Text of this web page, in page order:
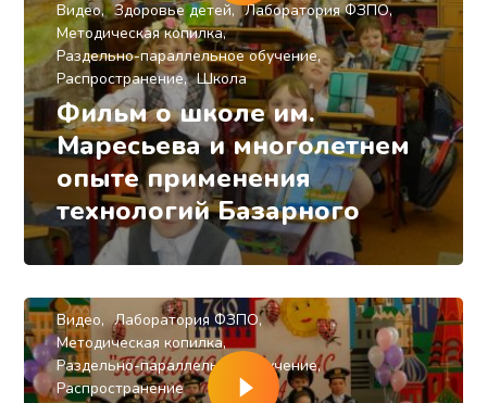
Видео Здоровье детей
Лаборатория ФЗПО
Методическая копилка
Раздельно-параллельное обучение
Распространение
Школа
Фильм о школе им.
Маресьева и многолетнем
опыте применения
технологий Базарного
Видео
Лаборатория ФЗПО
Методическая копилка
Раздельно-параллельное обучение
Распространение